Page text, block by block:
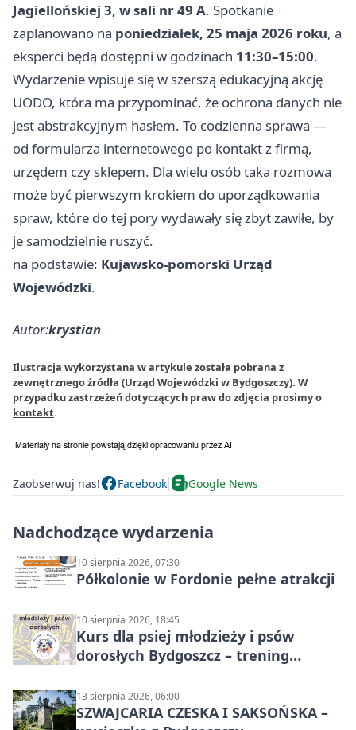
Jagiellońskiej 3, w sali nr 49 A. Spotkanie
zaplanowano na poniedziałek, 25 maja 2026 roku, a
eksperci będą dostępni w godzinach 11:30–15:00.
Wydarzenie wpisuje się w szerszą edukacyjną akcję
UODO, która ma przypominać, że ochrona danych nie
jest abstrakcyjnym hasłem. To codzienna sprawa —
od formularza internetowego po kontakt z firmą,
urzędem czy sklepem. Dla wielu osób taka rozmowa
może być pierwszym krokiem do uporządkowania
spraw, które do tej pory wydawały się zbyt zawiłe, by
je samodzielnie ruszyć.
na podstawie: Kujawsko-pomorski Urząd
Wojewódzki.
Autor:krystian
Ilustracja wykorzystana w artykule została pobrana z
zewnętrznego źródła (Urząd Wojewódzki w Bydgoszczy). W
przypadku zastrzeżeń dotyczących praw do zdjęcia prosimy o
kontakt.
Zaobserwuj nas! Facebook Google News
Nadchodzące wydarzenia
10 sierpnia 2026, 07:30
Półkolonie w Fordonie pełne atrakcji
10 sierpnia 2026, 18:45
Kurs dla psiej młodzieży i psów
dorosłych Bydgoszcz – trening
13 sierpnia 2026, 06:00
SZWAJCARIA CZESKA I SAKSOŃSKA –